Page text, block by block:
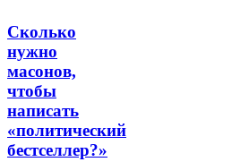
Сколько
нужно
масонов,
чтобы
написать
«политический
бестселлер?»